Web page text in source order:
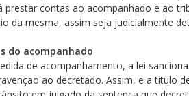
prestar contas ao acompanhado e ao
da mesma, assim seja judicialmente
do acompanhado
de acompanhamento, a lei
ao decretado. Assim, e a título